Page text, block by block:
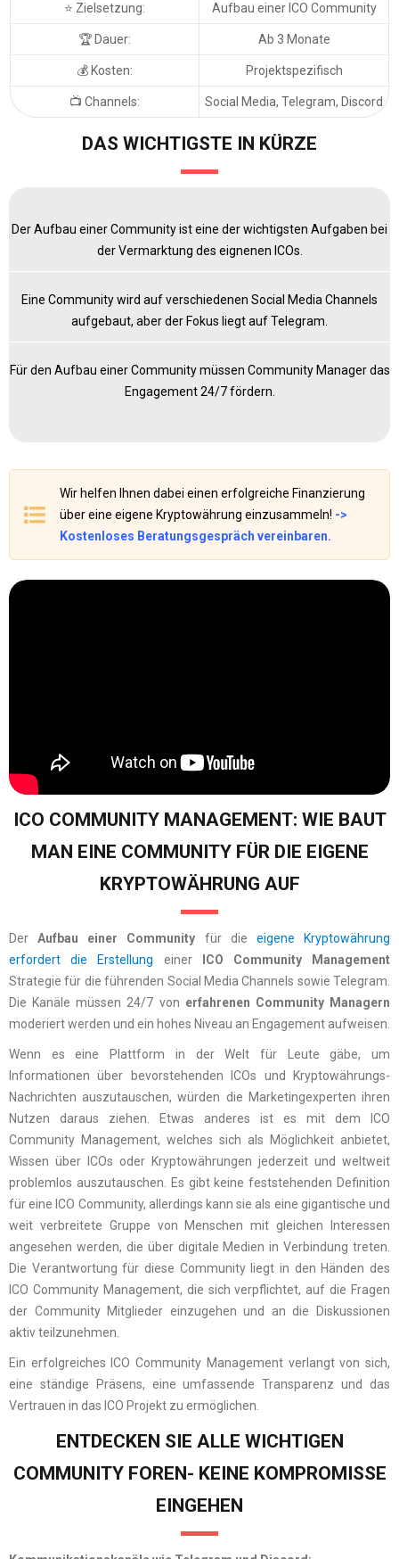
⭐ Zielsetzung: Aufbau einer ICO Community
🏆 Dauer: Ab 3 Monate
💰 Kosten: Projektspezifisch
📺 Channels: Social Media, Telegram, Discord
DAS WICHTIGSTE IN KÜRZE
Der Aufbau einer Community ist eine der wichtigsten Aufgaben bei
der Vermarktung des eignenen ICOs.
Eine Community wird auf verschiedenen Social Media Channels
aufgebaut, aber der Fokus liegt auf Telegram.
Für den Aufbau einer Community müssen Community Manager das
Engagement 24/7 fördern.
Wir helfen Ihnen dabei einen erfolgreiche Finanzierung
über eine eigene Kryptowährung einzusammeln! ->
Kostenloses Beratungsgespräch vereinbaren.
ICO COMMUNITY MANAGEMENT: WIE BAUT
MAN EINE COMMUNITY FÜR DIE EIGENE
KRYPTOWÄHRUNG AUF
DerAufbau einer Community für die eigene Kryptowährung
erfordert die Erstellung einer ICO Community Management
Strategie für die führenden Social Media Channels sowie Telegram.
Die Kanäle müssen 24/7 von erfahrenen Community Managern
moderiert werden und ein hohes Niveau an Engagement aufweisen.
Wenn es eine Plattform in der Welt für Leute gäbe, um
Informationen über bevorstehenden ICOs und Kryptowährungs-
Nachrichten auszutauschen, würden die Marketingexperten ihren
Nutzen daraus ziehen. Etwas anderes ist es mit dem ICO
Community Management, welches sich als Möglichkeit anbietet,
Wissen über ICOs oder Kryptowährungen jederzeit und weltweit
problemlos auszutauschen. Es gibt keine feststehenden Definition
für eine ICO Community, allerdings kann sie als eine gigantische und
weit verbreitete Gruppe von Menschen mit gleichen Interessen
angesehen werden, die über digitale Medien in Verbindung treten.
Die Verantwortung für diese Community liegt in den Händen des
ICO Community Management, die sich verpflichtet, auf die Fragen
der Community Mitglieder einzugehen und an die Diskussionen
aktiv teilzunehmen.
Ein erfolgreiches ICO Community Management verlangt von sich,
eine ständige Präsens, eine umfassende Transparenz und das
Vertrauen in das ICO Projekt zu ermöglichen.
ENTDECKEN SIE ALLE WICHTIGEN
COMMUNITY FOREN- KEINE KOMPROMISSE
EINGEHEN